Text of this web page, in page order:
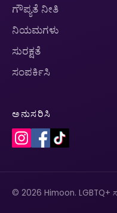
ಗೌಪ್ಯತೆ ನೀತಿ
ನಿಯಮಗಳು
ಸುರಕ್ಷತೆ
ಸಂಪರ್ಕಿಸಿ
ಅನುಸರಿಸಿ
© 2026 Himoon. LGBTQ+